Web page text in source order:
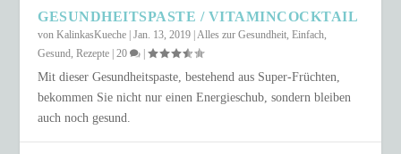
GESUNDHEITSPASTE / VITAMINCOCKTAIL
vonKalinkasKueche |Jan. 13, 2019 |Alles zur Gesundheit,Einfach,
Gesund,Rezepte |20 |
Mit dieser Gesundheitspaste, bestehend aus Super-Früchten,
bekommen Sie nicht nur einen Energieschub, sondern bleiben
auch noch gesund.